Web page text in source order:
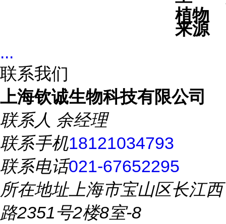
植物
来源
...
联系我们
上海钦诚生物科技有限公司
联系人 余经理
联系手机18121034793
联系电话021-67652295
所在地址上海市宝山区长江西
路2351号2楼8室-8